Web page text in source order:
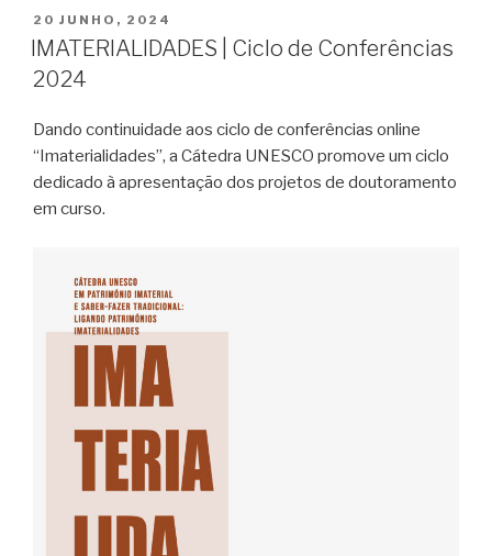
PUBLICADO
EM
20 JUNHO, 2024
IMATERIALIDADES | Ciclo de Conferências
2024
Dando continuidade aos ciclo de conferências online
“Imaterialidades”, a Cátedra UNESCO promove um ciclo
dedicado à apresentação dos projetos de doutoramento
em curso.